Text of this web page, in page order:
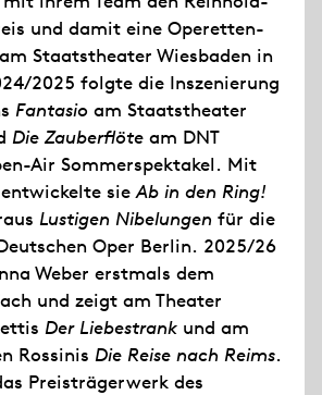
und damit eine Operetten-
Staatstheater Wiesbaden in
2025 folgte die Inszenierung
Fantasio am Staatstheater
Die Zauberflöte am DNT
Air Sommerspektakel. Mit
sieAb in den Ring!
Lustigen Nibelungen für die
Oper Berlin. 2025/26
Weber erstmals dem
und zeigt am Theater
Der Liebestrank und am
Rossinis Die Reise nach Reims.
Preisträgerwerk des